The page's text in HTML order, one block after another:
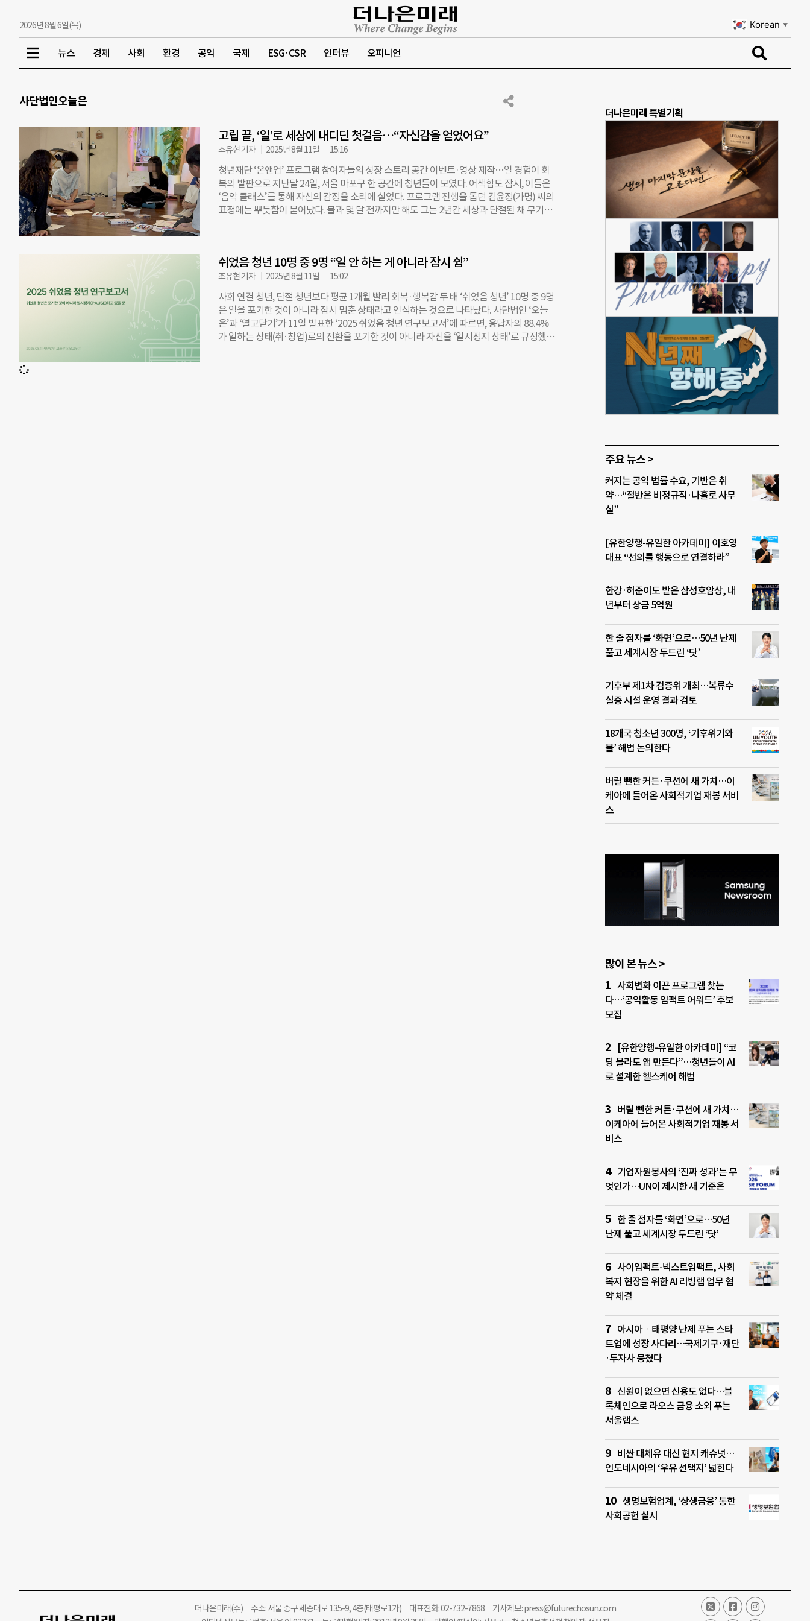
2026년 8월 6일(목) Korean ▼
뉴스 경제 사회 환경 공익 국제 ESG·CSR 인터뷰 오피니언
사단법인오늘은
고립 끝, ‘일’로 세상에 내디딘 첫걸음…“자신감을 얻었어요”
조유현 기자 2025년 8월 11일 15:16
청년재단 ‘온앤업’ 프로그램 참여자들의 성장 스토리 공간 이벤트·영상 제작…일 경험이 회
복의 발판으로 지난달 24일, 서울 마포구 한 공간에 청년들이 모였다. 어색함도 잠시, 이들은
‘음악 클래스’를 통해 자신의 감정을 소리에 실었다. 프로그램 진행을 돕던 김윤정(가명) 씨의
표정에는 뿌듯함이 묻어났다. 불과 몇 달 전까지만 해도 그는 2년간 세상과 단절된 채 무기력
었다. 고용노동부 ‘미래내일 일경험 지원사업’의 일환인 이 프로그램은 5주간의 직무 교육과
8주간의 비영리·사회적 기업 등 소셜섹터 기업 실무 경험으로 구성돼, 청년들이 자신을 이해
하고 직장 생활에 필요한 기초 체력을 쌓을 수 있도록 돕는다. 김 씨는 현재 비영리단체 ‘사단
법인 오늘은’에서 홍보·마케팅을 맡고 있다. 청년 마음 건강 프로그램 ‘아트퍼스트 방학프로
그램’의 이름 ‘여름결(여름과 연결의 합성어)’을 직접 짓고, 포스터 디자인까지 맡았다. “첫 직
장에서는 혼나기만 했는데, 이곳에서는 ‘괜찮아, 다 알려줄게’라는 말이 먼저였어요. 덕분에
‘떨어져도 또 도전하면 된다’는 마음을 갖게 됐습니다.” 8주간의 실무 경험은 가시적 성과로
쉬었음 청년 10명 중 9명 “일 안 하는 게 아니라 잠시 쉼”
조유현 기자 2025년 8월 11일 15:02
사회 연결 청년, 단절 청년보다 평균 1개월 빨리 회복·행복감 두 배 ‘쉬었음 청년’ 10명 중 9명
은 일을 포기한 것이 아니라 잠시 멈춘 상태라고 인식하는 것으로 나타났다. 사단법인 ‘오늘
은’과 ‘열고닫기’가 11일 발표한 ‘2025 쉬었음 청년 연구보고서’에 따르면, 응답자의 88.4%
가 일하는 상태(취·창업)로의 전환을 포기한 것이 아니라 자신을 ‘일시정지 상태’로 규정했다.
더나은미래 특별기획
주요 뉴스 >
커지는 공익 법률 수요, 기반은 취
약…“절반은 비정규직·나홀로 사무
실”
[유한양행-유일한 아카데미] 이호영
대표 “선의를 행동으로 연결하라”
한강·허준이도 받은 삼성호암상, 내
년부터 상금 5억원
한 줄 점자를 ‘화면’으로…50년 난제
풀고 세계시장 두드린 ‘닷’
기후부 제1차 검증위 개최…복류수
실증 시설 운영 결과 검토
18개국 청소년 300명, ‘기후위기와
물’ 해법 논의한다
버릴 뻔한 커튼·쿠션에 새 가치…이
케아에 들어온 사회적기업 재봉 서비
스
많이 본 뉴스 >
사회변화 이끈 프로그램 찾는
다…‘공익활동 임팩트 어워드’ 후보
모집
[유한양행-유일한 아카데미] “코
딩 몰라도 앱 만든다”…청년들이 AI
로 설계한 헬스케어 해법
버릴 뻔한 커튼·쿠션에 새 가치…
이케아에 들어온 사회적기업 재봉 서
비스
기업자원봉사의 ‘진짜 성과’는 무
엇인가…UN이 제시한 새 기준은
한 줄 점자를 ‘화면’으로…50년
난제 풀고 세계시장 두드린 ‘닷’
사이임팩트-넥스트임팩트, 사회
복지 현장을 위한 AI 리빙랩 업무 협
약 체결
아시아ㆍ태평양 난제 푸는 스타
트업에 성장 사다리…국제기구·재단
·투자사 뭉쳤다
신원이 없으면 신용도 없다…블
록체인으로 라오스 금융 소외 푸는
서울랩스
비싼 대체유 대신 현지 캐슈넛…
인도네시아의 ‘우유 선택지’ 넓힌다
생명보험업계, ‘상생금융’ 통한
사회공헌 실시
더나은미래(주)주소: 서울 중구 세종대로 135-9, 4층(태평로1가) 대표전화: 02-732-7868 기사제보:press@futurechosun.com